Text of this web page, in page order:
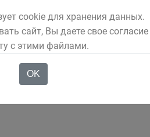
cookie для хранения данных.
сайт, Вы даете свое согласие
с этими файлами.
OK